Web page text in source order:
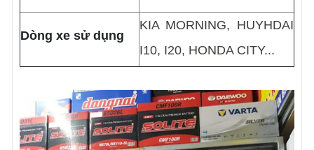
Dòng xe sử dụng
KIA MORNING, HUYHDAI
I10, I20, HONDA CITY...